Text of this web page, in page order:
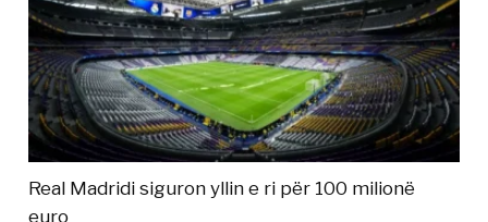
Real Madridi siguron yllin e ri për 100 milionë
euro